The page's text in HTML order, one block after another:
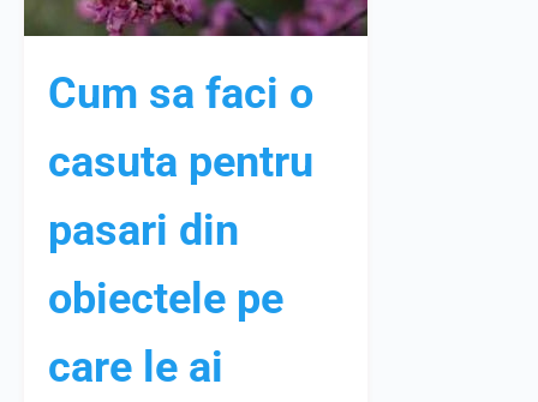
Cum sa faci o
casuta pentru
pasari din
obiectele pe
care le ai